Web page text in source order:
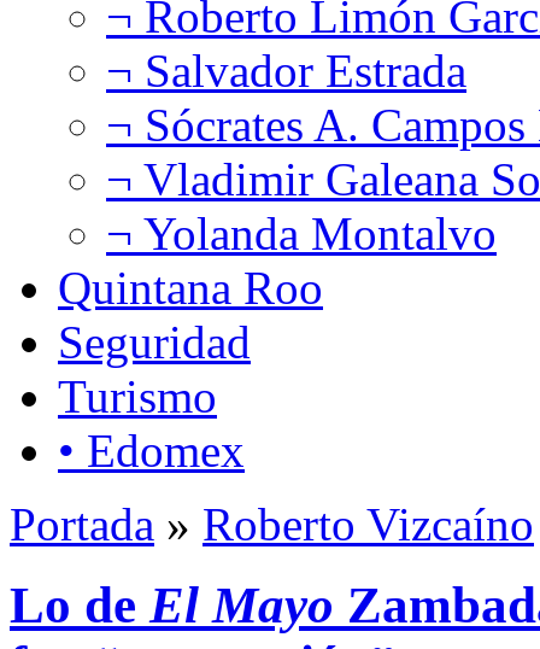
¬ Roberto Limón
¬ Salvador Estrada
¬ Sócrates A.
¬ Vladimir Galeana
¬ Yolanda Montalvo
Quintana Roo
Seguridad
Turismo
• Edomex
Portada » Roberto Vizcaíno
Lo de El Mayo